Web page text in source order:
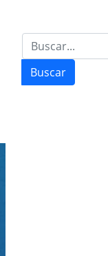
Buscar